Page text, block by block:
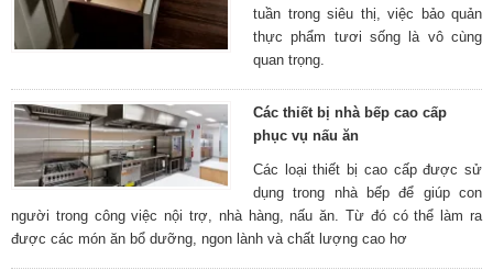
tuần trong siêu thị, việc bảo quản
thực phẩm tươi sống là vô cùng
quan trọng.
Các thiết bị nhà bếp cao cấp
phục vụ nấu ăn
Các loại thiết bị cao cấp được sử
dụng trong nhà bếp để giúp con
người trong công việc nội trợ, nhà hàng, nấu ăn. Từ đó có thể làm ra
được các món ăn bổ dưỡng, ngon lành và chất lượng cao hơ